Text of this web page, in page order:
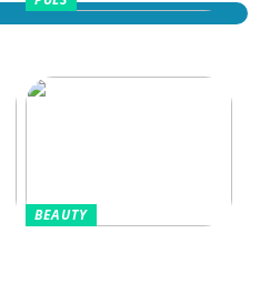
BEAUTY